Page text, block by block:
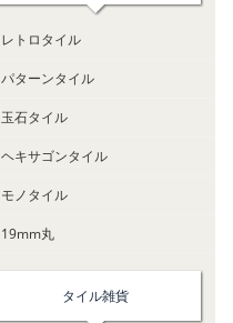
レトロタイル
パターンタイル
玉石タイル
ヘキサゴンタイル
モノタイル
19mm丸
タイル雑貨